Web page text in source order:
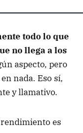
todo lo que
no llega a los
aspecto, pero
nada. Eso sí,
y llamativo.
es